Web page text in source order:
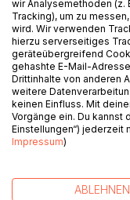
Soyez
n'y en a
Une
A partir
wir Analysemethoden
Tracking), um zu
wird. Wir verwenden
hierzu serverseitiges
geräteübergreifend
gehashte E-Mail-
Drittinhalte von anderen
weitere
keinen Einfluss. Mit
Vorgänge ein. Du kannst
Einstellungen“) jederzeit
Impressum)
ABLEHNEN